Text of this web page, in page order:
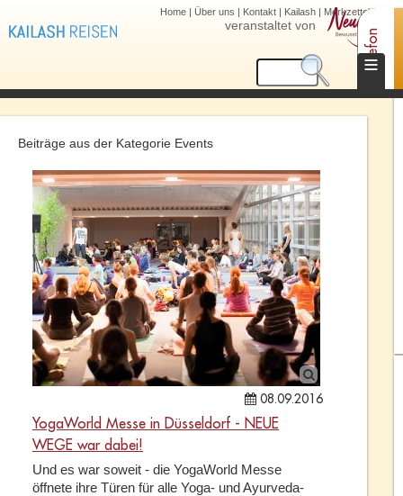
veranstaltet von
Home | Über uns | Kontakt | Kailash | Merkzettel (0)
≡
Beiträge aus der Kategorie Events
08.09.2016
YogaWorld Messe in Düsseldorf - NEUE
WEGE war dabei!
Und es war soweit - die YogaWorld Messe
öffnete ihre Türen für alle Yoga- und Ayurveda-
Telefon